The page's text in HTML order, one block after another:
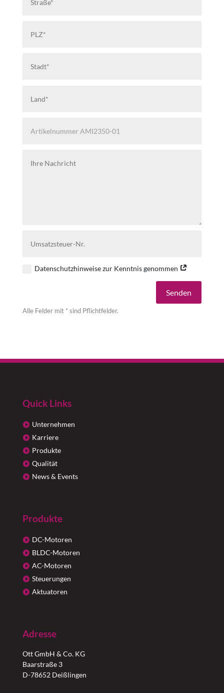
Datenschutzhinweise zur Kenntnis genommen
Senden
Alle Felder mit * sind Pflichtfelder.
Quick Links
Unternehmen
Karriere
Produkte
Qualität
News & Events
Produkte
DC-Motoren
BLDC-Motoren
AC-Motoren
Steuerungen
Aktuatoren
Adresse
Ott GmbH & Co. KG
Baarstraße 3
D-78652 Deißlingen